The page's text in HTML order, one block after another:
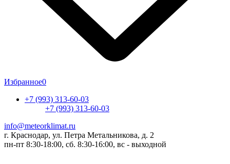
Избранное0
+7 (993) 313-60-03
+7 (993) 313-60-03
info@meteorklimat.ru
г. Краснодар, ул. Петра Метальникова, д. 2
пн-пт 8:30-18:00, сб. 8:30-16:00, вс - выходной